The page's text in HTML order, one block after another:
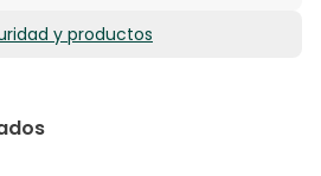
EUPHORBIA CERIFERA
CERA), CERESIN, KAOLIN,
77491), IRON OXIDES (CI 77492),
MICA, TITANIUM DIOXIDE (CI
y productos